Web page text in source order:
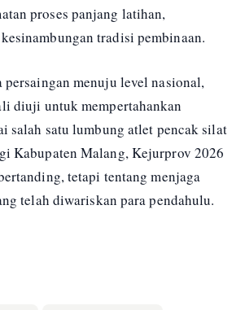
proses panjang latihan,
tradisi pembinaan.
persaingan menuju level nasional,
diuji untuk mempertahankan
salah satu lumbung atlet pencak silat
Kabupaten Malang, Kejurprov 2026
tetapi tentang menjaga
telah diwariskan para pendahulu.